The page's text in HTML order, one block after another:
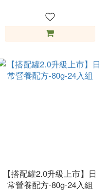
【搭配罐2.0升級上市】日
常營養配方-80g-24入組